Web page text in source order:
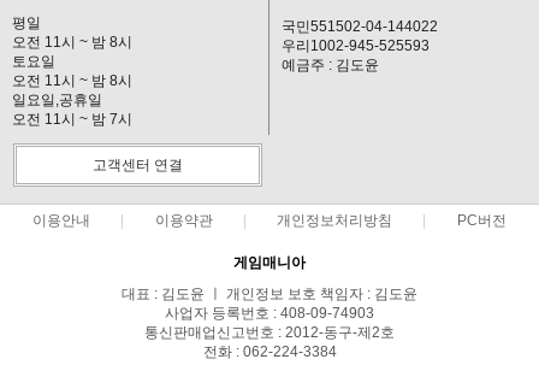
평일
오전 11시 ~ 밤 8시
토요일
오전 11시 ~ 밤 8시
일요일,공휴일
오전 11시 ~ 밤 7시
국민551502-04-144022
우리1002-945-525593
예금주 : 김도윤
고객센터 연결
이용안내 이용약관 개인정보처리방침 PC버전
게임매니아
대표 : 김도윤 ㅣ 개인정보 보호 책임자 : 김도윤
사업자 등록번호 : 408-09-74903
통신판매업신고번호 : 2012-동구-제2호
전화 : 062-224-3384